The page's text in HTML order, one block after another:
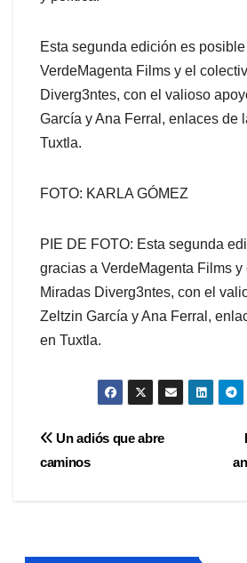
Esta segunda edición es
VerdeMagenta Films y el
Diverg3ntes, con el valioso
García y Ana Ferral, enlaces de
Tuxtla.
FOTO: KARLA GÓMEZ
PIE DE FOTO: Esta segunda
gracias a VerdeMagenta Films
Miradas Diverg3ntes, con el
Zeltzin García y Ana Ferral,
en Tuxtla.
Navegación
Un adiós que abre
caminos